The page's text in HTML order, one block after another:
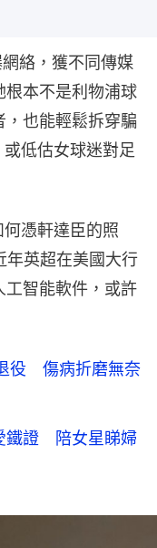
絡，獲不同傳媒
根本不是利物浦球
也能輕鬆拆穿騙
低估女球迷對足
憑軒達臣的照
年英超在美國大行
工智能軟件，或許
役 傷病折磨無奈
鐵證 陪女星睇婦